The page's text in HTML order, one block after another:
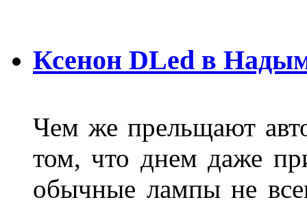
Ксенон DLed в
Чем же прельщают
том, что днем даже
обычные лампы не